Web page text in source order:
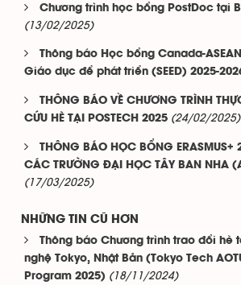
Chương trình học bổng PostDoc tại
(13/02/2025)
Thông báo Học bổng Canada-
Giáo dục để phát triển (SEED) 2025-
THÔNG BÁO VỀ CHƯƠNG TRÌNH
CỨU HÈ TẠI POSTECH 2025 (24/02/2025)
THÔNG BÁO HỌC BỔNG ERASMUS+
CÁC TRƯỜNG ĐẠI HỌC TÂY BAN NHA
(17/03/2025)
NHỮNG TIN CŨ HƠN
Thông báo Chương trình trao đổi hè
nghệ Tokyo, Nhật Bản (Tokyo Tech
Program 2025) (18/11/2024)